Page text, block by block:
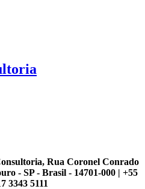
Rua Coronel Conrado
- SP - Brasil - 14701-000 | +55
3343 5111